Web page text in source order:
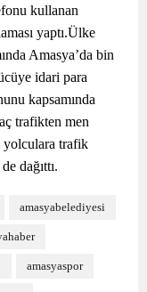
kullanan
yaptı.Ülke
Amasya’da bin
idari para
kapsamında
trafikten men
yolculara trafik
dağıttı.
amasyabelediyesi
amasyaspor